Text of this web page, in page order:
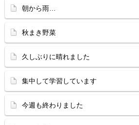
朝から雨…
秋まき野菜
久しぶりに晴れました
集中して学習しています
今週も終わりました